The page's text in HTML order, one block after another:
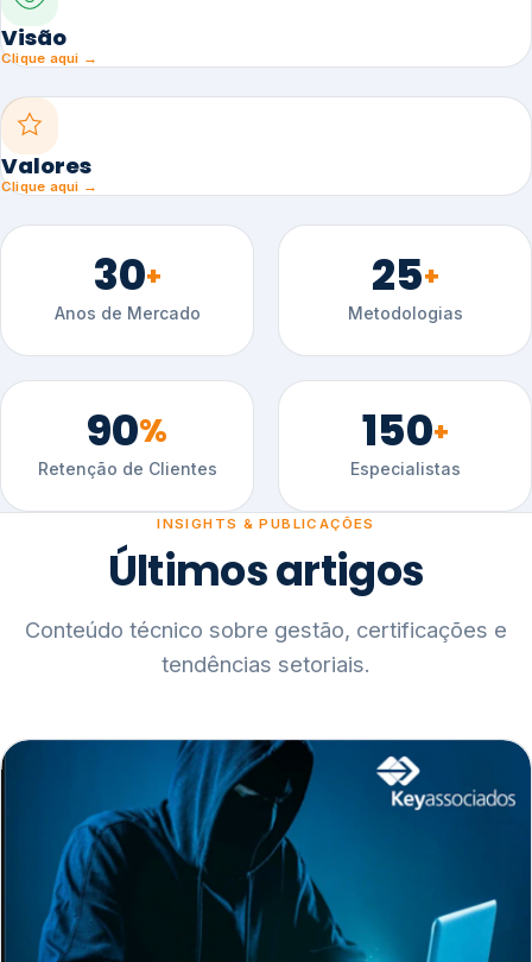
Visão
Clique aqui →
Valores
Clique aqui →
30+
Anos de Mercado
25+
Metodologias
90%
Retenção de Clientes
150+
Especialistas
INSIGHTS & PUBLICAÇÕES
Últimos artigos
Conteúdo técnico sobre gestão, certificações e
tendências setoriais.